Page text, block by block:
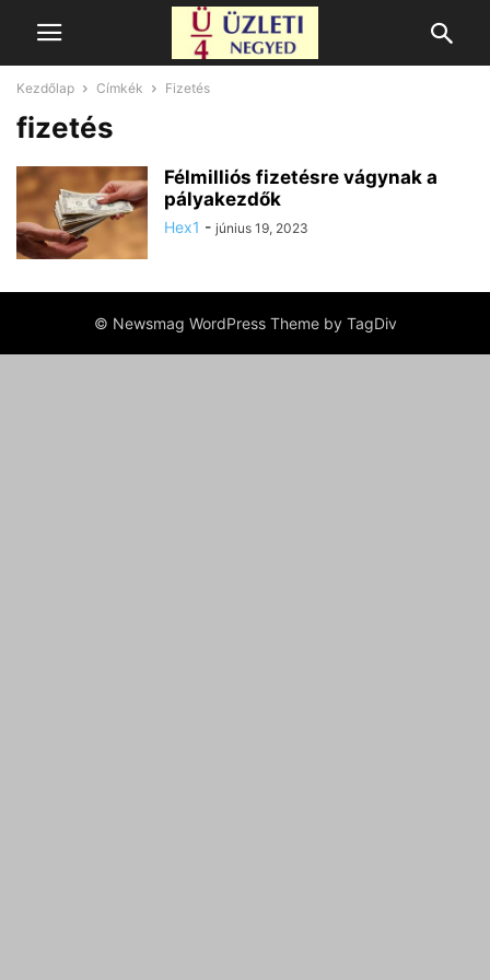
Kezdőlap Címkék Fizetés
fizetés
Félmilliós fizetésre vágynak a
pályakezdők
Hex1 - június 19, 2023
© Newsmag WordPress Theme by TagDiv